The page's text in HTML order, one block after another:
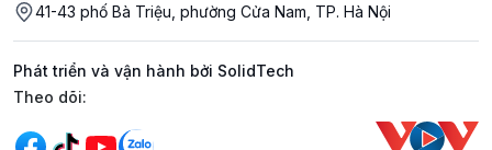
41-43 phố Bà Triệu, phường Cửa Nam, TP. Hà Nội
Phát triển và vận hành bởi SolidTech
Mạng xã hội
Theo dõi: